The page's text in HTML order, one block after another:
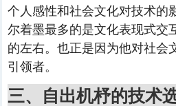
个人感性和社会文化对技术的
尔着墨最多的是文化表现式交
的左右。也正是因为他对社会
引领者。
三、自出机杼的技术